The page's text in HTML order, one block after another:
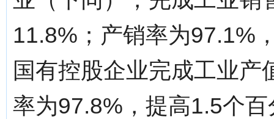
11.8%；产销率为97.1%
国有控股企业完成工业
率为97.8%，提高1.5个